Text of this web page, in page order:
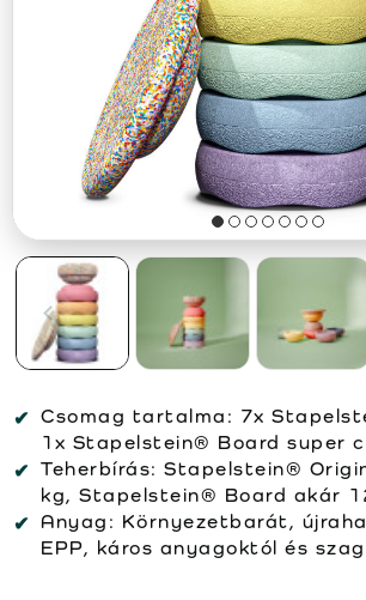
Csomag tartalma: 7x
1x Stapelstein® Board super
Teherbírás: Stapelstein®
kg, Stapelstein® Board akár
Anyag: Környezetbarát,
EPP, káros anyagoktól és